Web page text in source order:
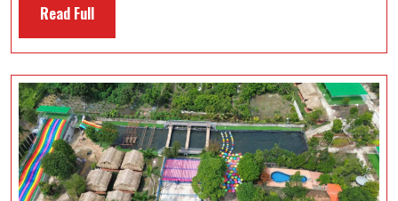
Đồ
Sơn
3
Ngày
2
Đêm
Dễ
Read FullRead
Full